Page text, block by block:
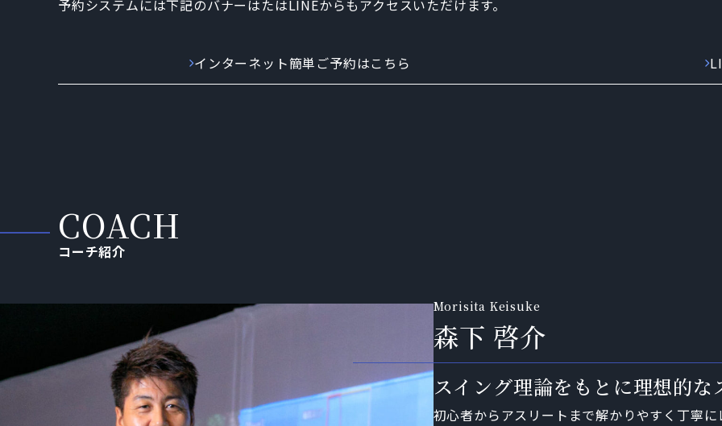
予約システムには下記のバナーはたはLINEからもアクセスいただけます。
インターネット簡単ご予約はこちら
コーチ紹介
森下 啓介
スイング理論をもとに理想的な
初心者からアスリートまで解かりやすく丁寧